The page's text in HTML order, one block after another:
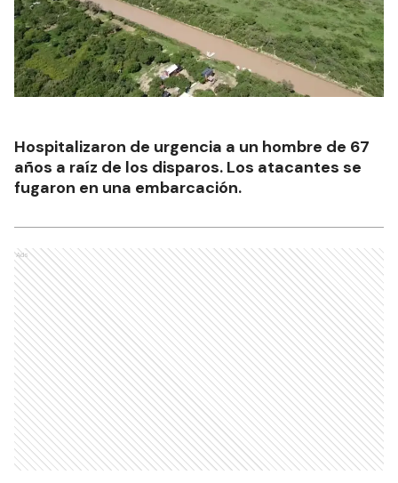
Hospitalizaron de urgencia a un hombre de 67
años a raíz de los disparos. Los atacantes se
fugaron en una embarcación.
Ads